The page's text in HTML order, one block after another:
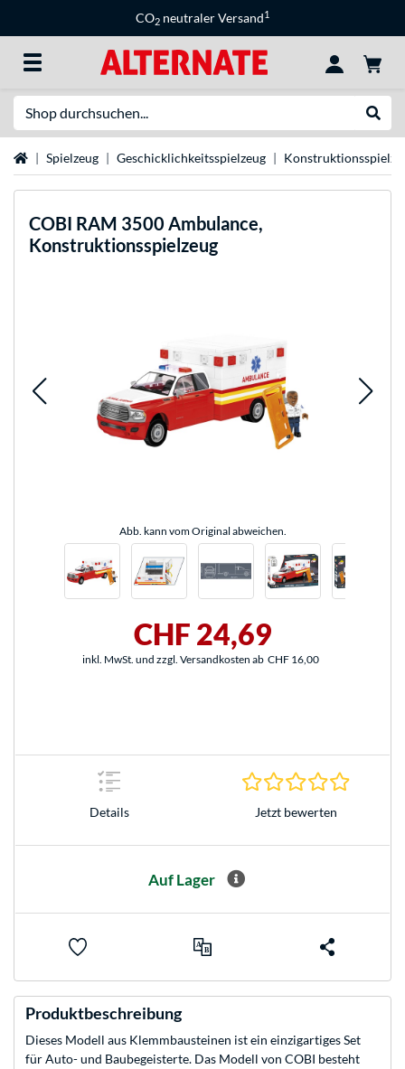
CO2 neutraler Versand1
StartseiteSpielzeug Geschicklichkeitsspielzeug
COBI RAM 3500 Ambulance,
Konstruktionsspielzeug
Abb. kann vom Original abweichen.
CHF 24,69
inkl. MwSt. und zzgl. Versandkosten ab CHF 16,00
Details Jetzt bewerten
Auf Lager
Produktbeschreibung
Dieses Modell aus Klemmbausteinen ist ein einzigartiges Set
für Auto- und Baubegeisterte. Das Modell von COBI besteht